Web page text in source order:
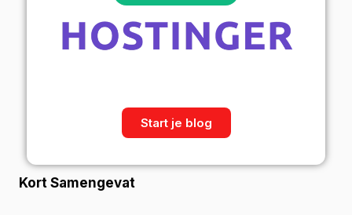
Start je blog
Kort Samengevat